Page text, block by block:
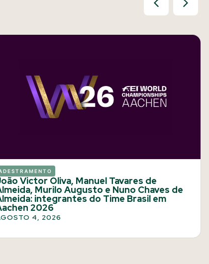
Victor Oliva, Manuel Tavares de
Murilo Augusto e Nuno Chaves de
integrantes do Time Brasil em
2026
4, 2026